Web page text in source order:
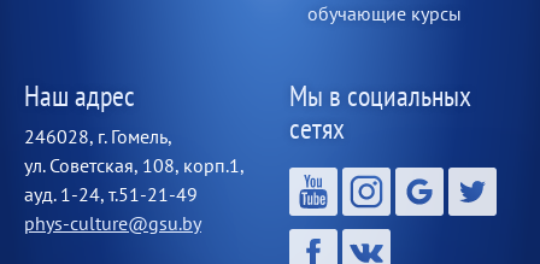
обучающие курсы
Наш адрес
246028, г. Гомель,
ул. Советская, 108, корп.1,
ауд. 1-24, т.51-21-49
phys-culture@gsu.by
Мы в социальных
сетях